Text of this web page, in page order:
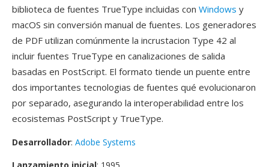
biblioteca de fuentes TrueType incluidas con Windows y
macOS sin conversión manual de fuentes. Los generadores
de PDF utilizan comúnmente la incrustacion Type 42 al
incluir fuentes TrueType en canalizaciones de salida
basadas en PostScript. El formato tiende un puente entre
dos importantes tecnologias de fuentes qué evolucionaron
por separado, asegurando la interoperabilidad entre los
ecosistemas PostScript y TrueType.
Desarrollador: Adobe Systems